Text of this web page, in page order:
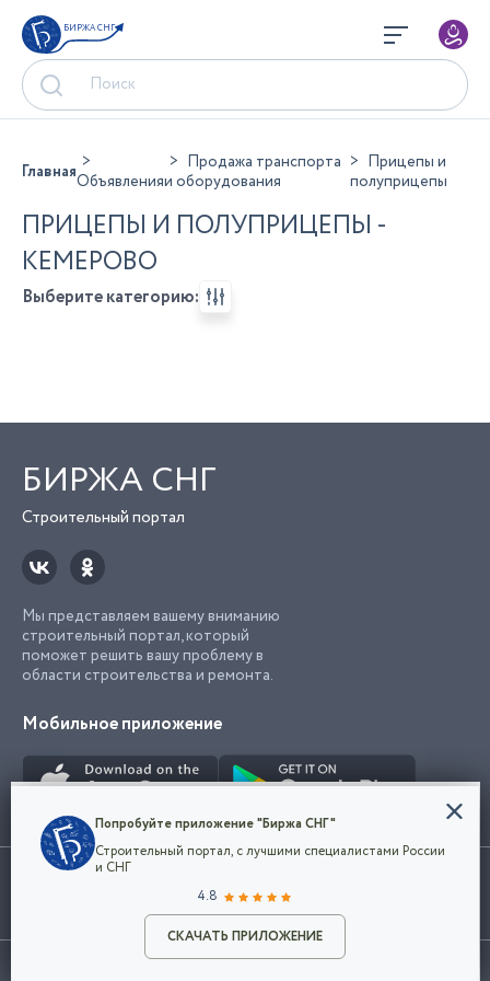
БИРЖА СНГ
Разместить объявление
ГлавнаяОбъявления
Продажа транспорта
и оборудования
Прицепы и
полуприцепы
ПРИЦЕПЫ И ПОЛУПРИЦЕПЫ -
КЕМЕРОВО
Выберите категорию:
БИРЖА СНГ
Строительный портал
Мы представляем вашему вниманию
строительный портал, который
поможет решить вашу проблему в
области строительства и ремонта.
Мобильное приложение
Использование сайта, в том числе подача объявлений, означает
марки представленные на сайте являются собственностью их
©2026Биржа СНГ
Конфиденциальность
Мы используем файлы cookie, чтобы сделать
наш сайт удобным для каждого
Политикой конфиденциальности компании
и принимаете условия использования cookie.
Попробуйте приложение "Биржа СНГ"
Строительный портал, с лучшими специалистами России
и СНГ
4.8
СКАЧАТЬ ПРИЛОЖЕНИЕ